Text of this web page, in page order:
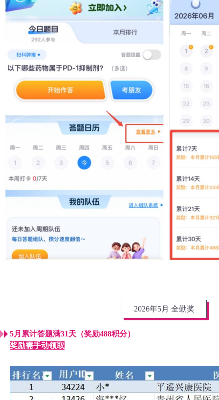
2026年5月 全勤奖
5月累计答题满31天（奖励488积分）
奖励需手动领取